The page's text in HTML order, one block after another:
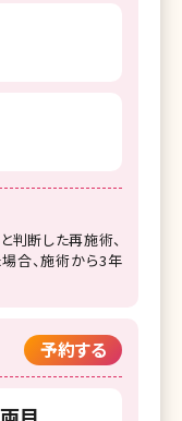
判断した再施術、
合、施術から3年
予約する